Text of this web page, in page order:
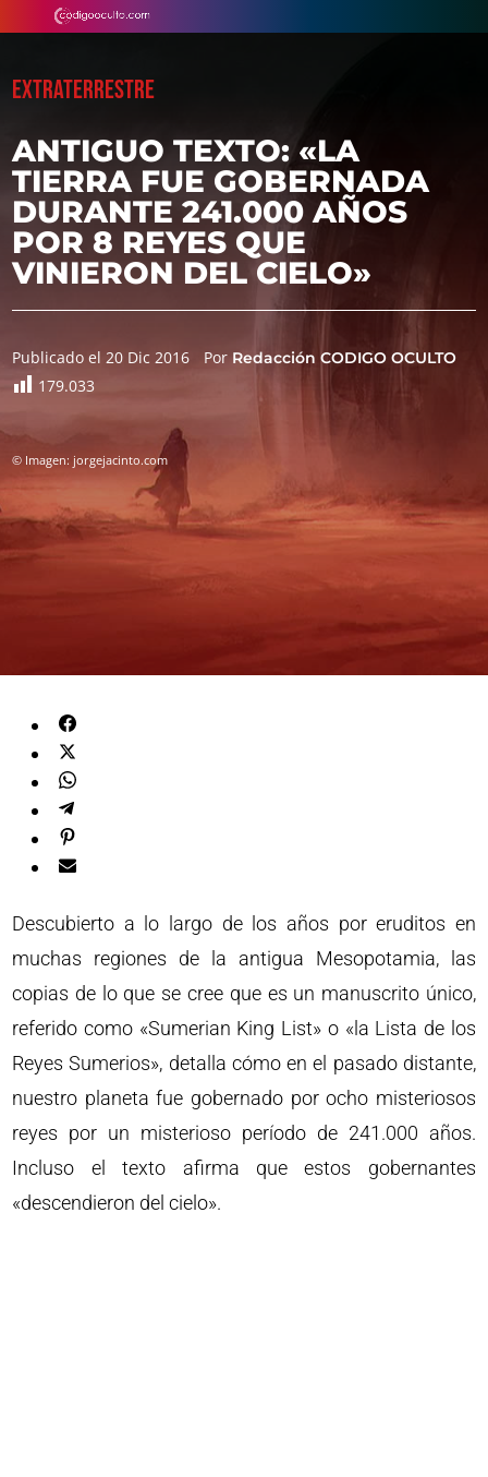
EXTRATERRESTRE
ANTIGUO TEXTO: «LA
TIERRA FUE GOBERNADA
DURANTE 241.000 AÑOS
POR 8 REYES QUE
VINIERON DEL CIELO»
Publicado el 20 Dic 2016 Por Redacción CODIGO OCULTO
179.033
© Imagen: jorgejacinto.com
Descubierto a lo largo de los años por eruditos en
muchas regiones de la antigua Mesopotamia, las
copias de lo que se cree que es un manuscrito único,
referido como «Sumerian King List» o «la Lista de los
Reyes Sumerios», detalla cómo en el pasado distante,
nuestro planeta fue gobernado por ocho misteriosos
reyes por un misterioso período de 241.000 años.
Incluso el texto afirma que estos gobernantes
«descendieron del cielo».